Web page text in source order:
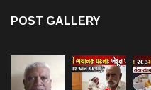
POST GALLERY